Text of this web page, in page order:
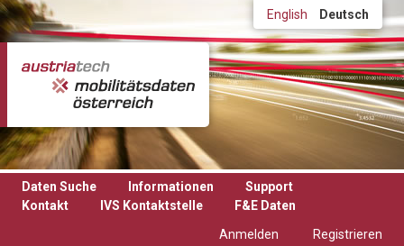
Direkt zum Inhalt English Deutsch
Daten Suche Informationen
Support
Kontakt
IVS Kontaktstelle
F&E Daten
Anmelden
Registrieren